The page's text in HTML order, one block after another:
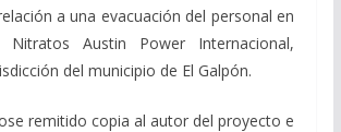
a una evacuación del personal en
Austin Power Internacional,
del municipio de El Galpón.
remitido copia al autor del proyecto e